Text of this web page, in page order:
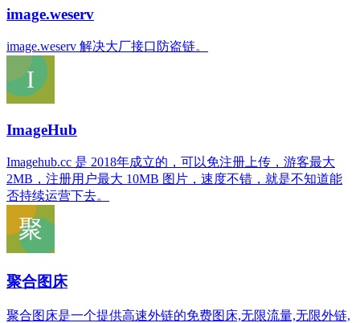
image.weserv
image.weserv 解决大厂接口防盗链。
ImageHub
Imagehub.cc 是 2018年成立的，可以免注册上传，游客最大
2MB，注册用户最大 10MB 图片，速度不错，就是不知道能
否持续运营下去。
聚合图床
聚合图床是一个提供高速外链的免费图床,无限流量,无限外链,